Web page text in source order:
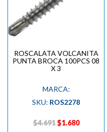
ROSCALATA VOLCANITA
PUNTA BROCA 100PCS 08
X 3
MARCA:
SKU: ROS2278
$4.691 $1.680